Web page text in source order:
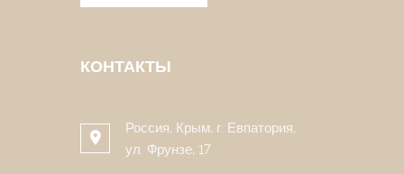
КОНТАКТЫ
Россия, Крым, г. Евпатория,
ул. Фрунзе, 17